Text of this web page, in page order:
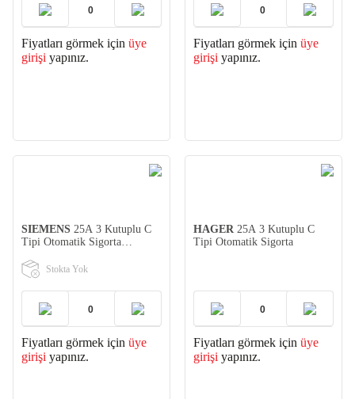
Fiyatları görmek için üye
girişi yapınız.
Fiyatları görmek için üye
girişi yapınız.
SIEMENS 25A 3 Kutuplu C
Tipi Otomatik Sigorta
Stokta Yok
Fiyatları görmek için üye
girişi yapınız.
HAGER 25A 3 Kutuplu C
Tipi Otomatik Sigorta
Fiyatları görmek için üye
girişi yapınız.